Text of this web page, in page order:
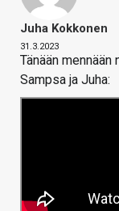
Juha Kokkonen
31.3.2023
Tänään
Sampsa ja Juha: